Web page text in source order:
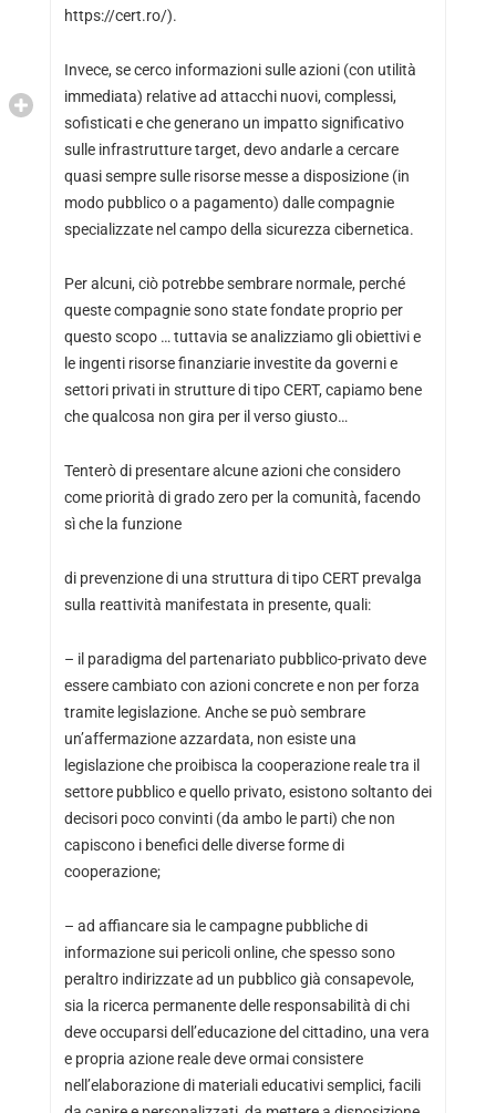
https://cert.ro/).
Invece, se cerco informazioni sulle azioni (con utilità
immediata) relative ad attacchi nuovi, complessi,
sofisticati e che generano un impatto significativo
sulle infrastrutture target, devo andarle a cercare
quasi sempre sulle risorse messe a disposizione (in
modo pubblico o a pagamento) dalle compagnie
specializzate nel campo della sicurezza cibernetica.
Per alcuni, ciò potrebbe sembrare normale, perché
queste compagnie sono state fondate proprio per
questo scopo … tuttavia se analizziamo gli obiettivi e
le ingenti risorse finanziarie investite da governi e
settori privati in strutture di tipo CERT, capiamo bene
che qualcosa non gira per il verso giusto…
Tenterò di presentare alcune azioni che considero
come priorità di grado zero per la comunità, facendo
sì che la funzione
di prevenzione di una struttura di tipo CERT prevalga
sulla reattività manifestata in presente, quali:
– il paradigma del partenariato pubblico-privato deve
essere cambiato con azioni concrete e non per forza
tramite legislazione. Anche se può sembrare
un’affermazione azzardata, non esiste una
legislazione che proibisca la cooperazione reale tra il
settore pubblico e quello privato, esistono soltanto dei
decisori poco convinti (da ambo le parti) che non
capiscono i benefici delle diverse forme di
cooperazione;
– ad affiancare sia le campagne pubbliche di
informazione sui pericoli online, che spesso sono
peraltro indirizzate ad un pubblico già consapevole,
sia la ricerca permanente delle responsabilità di chi
deve occuparsi dell’educazione del cittadino, una vera
e propria azione reale deve ormai consistere
nell’elaborazione di materiali educativi semplici, facili